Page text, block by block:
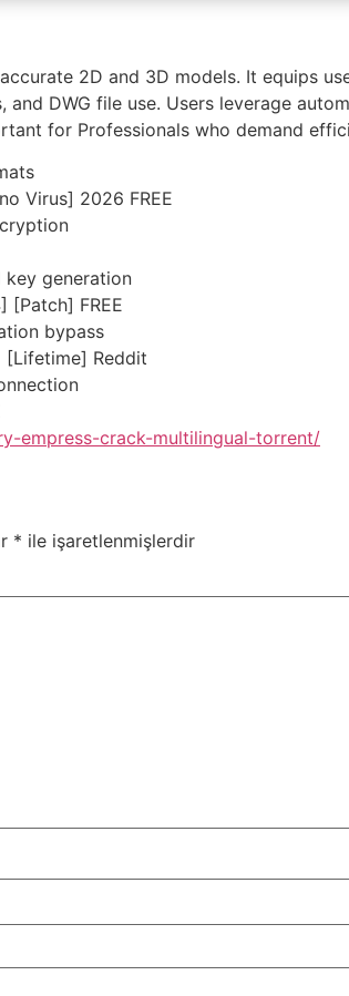
2D and 3D models. It equips
DWG file use. Users leverage
for Professionals who demand
Virus] 2026 FREE
key generation
FREE
bypass
Reddit
empress-crack-multilingual-torrent/
* ile işaretlenmişlerdir